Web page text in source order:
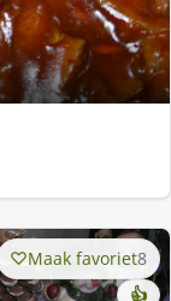
Maak favoriet8
👍